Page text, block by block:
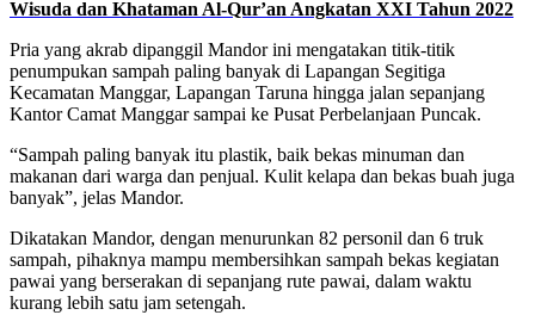
Wisuda dan Khataman Al-Qur’an Angkatan XXI Tahun 2022
Pria yang akrab dipanggil Mandor ini mengatakan titik-titik
penumpukan sampah paling banyak di Lapangan Segitiga
Kecamatan Manggar, Lapangan Taruna hingga jalan sepanjang
Kantor Camat Manggar sampai ke Pusat Perbelanjaan Puncak.
“Sampah paling banyak itu plastik, baik bekas minuman dan
makanan dari warga dan penjual. Kulit kelapa dan bekas buah juga
banyak”, jelas Mandor.
Dikatakan Mandor, dengan menurunkan 82 personil dan 6 truk
sampah, pihaknya mampu membersihkan sampah bekas kegiatan
pawai yang berserakan di sepanjang rute pawai, dalam waktu
kurang lebih satu jam setengah.